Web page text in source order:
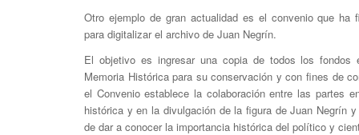
Otro ejemplo de gran actualidad es el convenio que ha
para digitalizar el archivo de Juan Negrín.
El objetivo es ingresar una copia de todos los fondos
Memoria Histórica para su conservación y con fines de
el Convenio establece la colaboración entre las partes
histórica y en la divulgación de la figura de Juan Negrín
de dar a conocer la importancia histórica del político y